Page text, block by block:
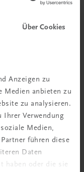
Über Cookies
Anzeigen zu
Medien anbieten zu
zu analysieren.
Verwendung
Medien,
führen diese
Daten
haben oder die sie